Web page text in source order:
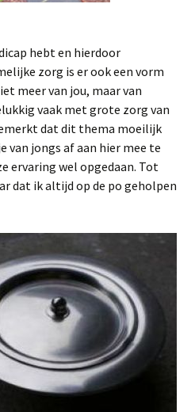
hebt en hierdoor
zorg is er ook een vorm
meer van jou, maar van
vaak met grote zorg van
dat dit thema moeilijk
van jongs af aan hier mee te
ervaring wel opgedaan. Tot
dat ik altijd op de po geholpen